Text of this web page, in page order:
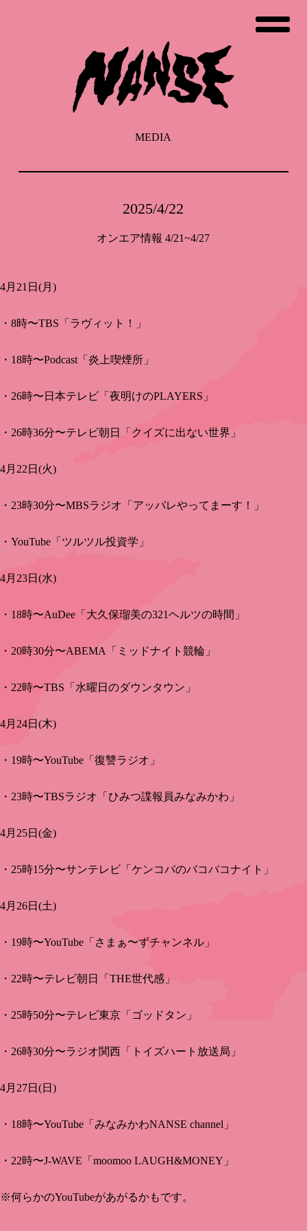
MEDIA
2025/4/22
オンエア情報 4/21~4/27
4月21日(月)
・8時〜TBS「ラヴィット！」
・18時〜Podcast「炎上喫煙所」
・26時〜日本テレビ「夜明けのPLAYERS」
・26時36分〜テレビ朝日「クイズに出ない世界」
4月22日(火)
・23時30分〜MBSラジオ「アッパレやってまーす！」
・YouTube「ツルツル投資学」
4月23日(水)
・18時〜AuDee「大久保瑠美の321ヘルツの時間」
・20時30分〜ABEMA「ミッドナイト競輪」
・22時〜TBS「水曜日のダウンタウン」
4月24日(木)
・19時〜YouTube「復讐ラジオ」
・23時〜TBSラジオ「ひみつ諜報員みなみかわ」
4月25日(金)
・25時15分〜サンテレビ「ケンコバのバコバコナイト」
4月26日(土)
・19時〜YouTube「さまぁ〜ずチャンネル」
・22時〜テレビ朝日「THE世代感」
・25時50分〜テレビ東京「ゴッドタン」
・26時30分〜ラジオ関西「トイズハート放送局」
4月27日(日)
・18時〜YouTube「みなみかわNANSE channel」
・22時〜J-WAVE「moomoo LAUGH&MONEY」
※何らかのYouTubeがあがるかもです。